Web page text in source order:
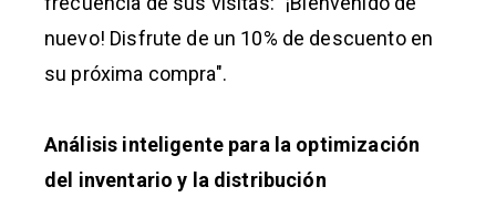
nuevo! Disfrute de un 10% de descuento en
su próxima compra".
Análisis inteligente para la optimización
del inventario y la distribución